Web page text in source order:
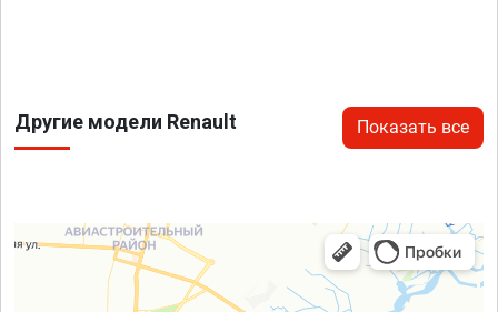
Другие модели Renault Показать все